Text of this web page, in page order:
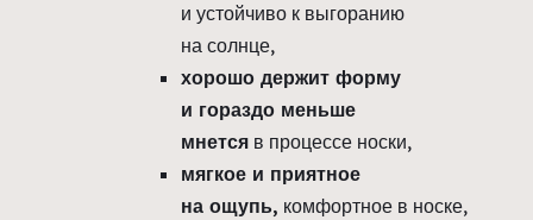
и устойчиво к выгоранию
на солнце,
хорошо держит форму
и гораздо меньше
мнется в процессе носки,
мягкое и приятное
на ощупь, комфортное в носке,